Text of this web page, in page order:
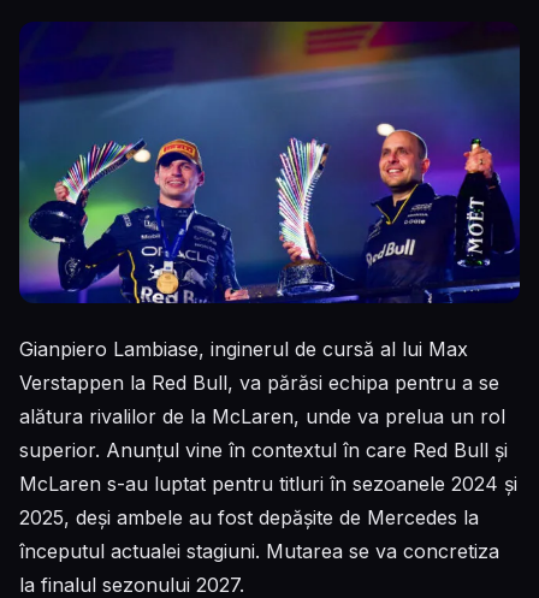
Gianpiero Lambiase, inginerul de cursă al lui Max
Verstappen la Red Bull, va părăsi echipa pentru a se
alătura rivalilor de la McLaren, unde va prelua un rol
superior. Anunțul vine în contextul în care Red Bull și
McLaren s-au luptat pentru titluri în sezoanele 2024 și
2025, deși ambele au fost depășite de Mercedes la
începutul actualei stagiuni. Mutarea se va concretiza
la finalul sezonului 2027.